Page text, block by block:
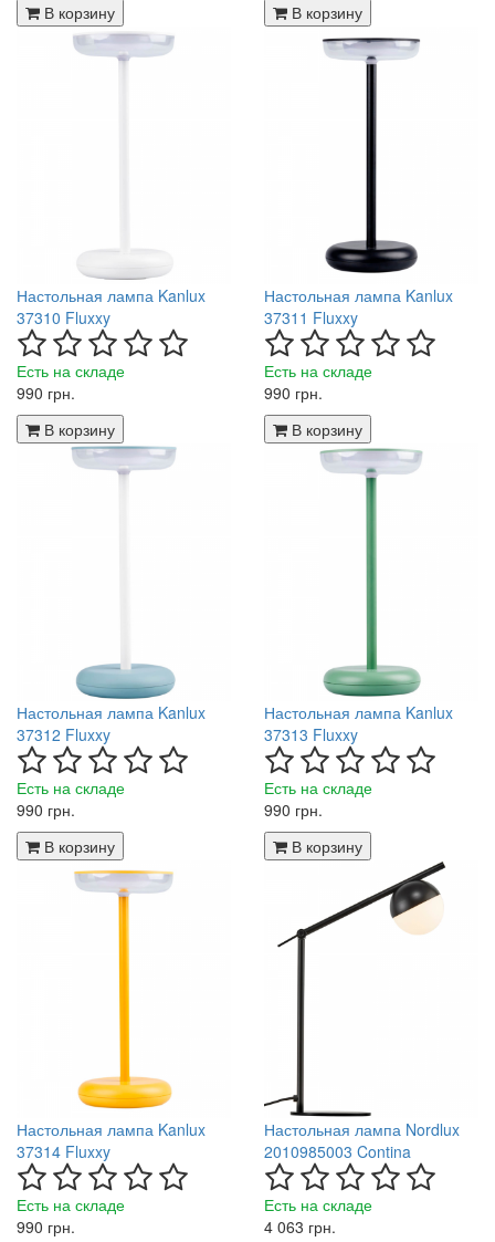
В корзину
В корзину
Настольная лампа Kanlux
37310 Fluxxy
Есть на складе
990 грн.
В корзину
Настольная лампа Kanlux
37311 Fluxxy
Есть на складе
990 грн.
В корзину
Настольная лампа Kanlux
37312 Fluxxy
Есть на складе
990 грн.
В корзину
Настольная лампа Kanlux
37313 Fluxxy
Есть на складе
990 грн.
В корзину
Настольная лампа Kanlux
37314 Fluxxy
Есть на складе
990 грн.
Настольная лампа Nordlux
2010985003 Contina
Есть на складе
4 063 грн.